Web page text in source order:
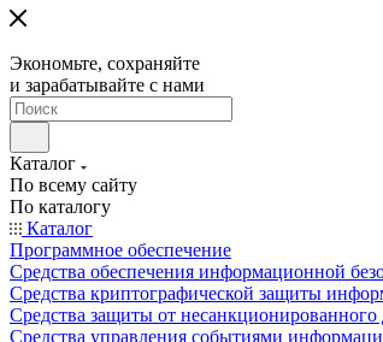
Экономьте, сохраняйте
и зарабатывайте с нами
Каталог
По всему сайту
По каталогу
Каталог
Программное обеспечение
Средства обеспечения информационной
Средства криптографической защиты
Средства защиты от
Средства управления событиями